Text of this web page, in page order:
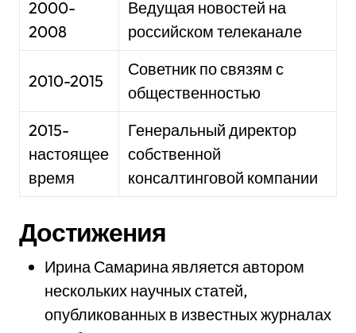
2000-
2008
Ведущая новостей на
российском телеканале
2010-2015
Советник по связям с
общественностью
2015-
настоящее
время
Генеральный директор
собственной
консалтинговой компании
Достижения
Ирина Самарина является автором
нескольких научных статей,
опубликованных в известных журналах